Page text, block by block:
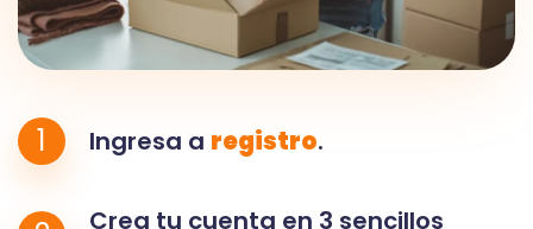
1 Ingresa a registro.
Crea tu cuenta en 3 sencillos